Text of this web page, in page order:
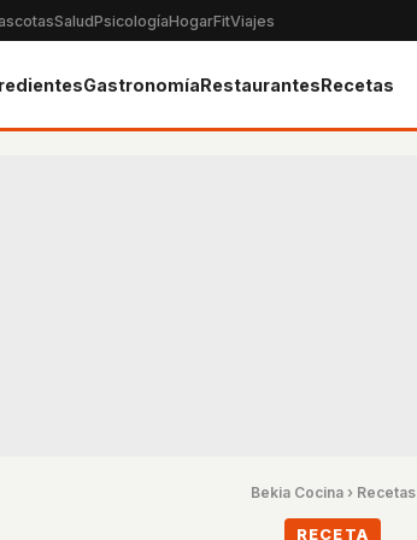
SaludPsicologíaHogarFitViajes
GastronomíaRestaurantesRecetas
Bekia Cocina› Recetas
RECETA